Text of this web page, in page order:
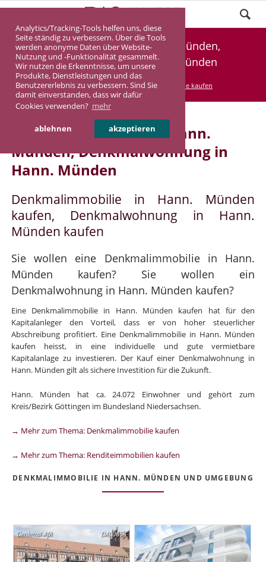
Analytics/Tracking-Tools helfen uns, diese
Seite ständig zu verbessern. Über die Tools
werden anonyme Daten über Website-
Nutzung und -Funktionalität gesammelt.
Wir nutzen die Erkenntnisse, um unsere
Produkte, Dienstleistungen und das
Benutzererlebnis zu verbessern. Sind Sie
damit einverstanden, dass wir dafür
Cookies verwenden? mehr
ablehnen akzeptieren
Denkmalimmobilie Hann. Münden,
Denkmalwohnung Hann. Münden
DASINVEST Service Denkmalimmobilie kaufen
Denkmalimmobilie in Hann.
Münden, Denkmalwohnung in
Hann. Münden
Denkmalimmobilie in Hann. Münden
kaufen, Denkmalwohnung in Hann.
Münden kaufen
Sie wollen eine Denkmalimmobilie in Hann.
Münden kaufen? Sie wollen ein
Denkmalwohnung in Hann. Münden kaufen?
Eine Denkmalimmobilie in Hann. Münden kaufen hat für den
Kapitalanleger den Vorteil, dass er von hoher steuerlicher
Abschreibung profitiert. Eine Denkmalimmobilie in Hann. Münden
kaufen heisst, in eine individuelle und gute vermietbare
Kapitalanlage zu investieren. Der Kauf einer Denkmalwohnung in
Hann. Münden gilt als sichere Investition für die Zukunft.
Hann. Münden hat ca. 24.072 Einwohner und gehört zum
Kreis/Bezirk Göttingen im Bundesland Niedersachsen.
→ Mehr zum Thema: Denkmalimmobilie kaufen
→ Mehr zum Thema: Renditeimmobilien kaufen
DENKMALIMMOBILIE IN HANN. MÜNDEN UND UMGEBUNG
DA00654
Denkmal-AfA